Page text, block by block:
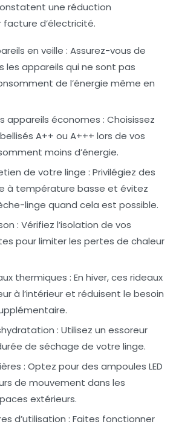
une réduction
d’électricité.
en veille : Assurez-vous de
les appareils qui ne sont pas
de l’énergie même en
appareils économes : Choisissez
A++ ou A+++ lors de vos
moins d’énergie.
de votre linge : Privilégiez des
à température basse et évitez
linge quand cela est possible.
: Vérifiez l’isolation de vos
pour limiter les pertes de chaleur
thermiques : En hiver, ces rideaux
à l’intérieur et réduisent le besoin
: Utilisez un essoreur
de séchage de votre linge.
: Optez pour des ampoules LED
de mouvement dans les
extérieurs.
d’utilisation : Faites fonctionner